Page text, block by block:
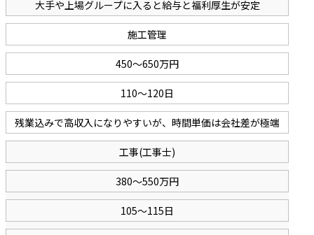
大手や上場グループに入ると給与と福利厚生が安定
施工管理
450～650万円
110～120日
残業込みで高収入になりやすいが、時間単価は会社差が極端
工事(工事士)
380～550万円
105～115日